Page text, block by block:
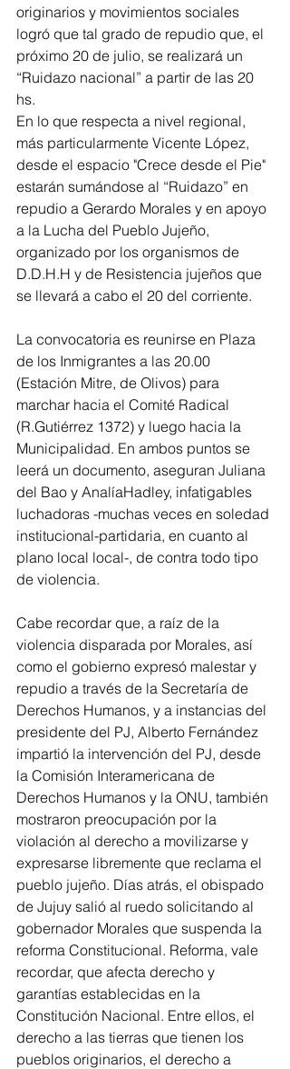
originarios y movimientos sociales
logró que tal grado de repudio que, el
próximo 20 de julio, se realizará un
“Ruidazo nacional” a partir de las 20
hs.
En lo que respecta a nivel regional,
más particularmente Vicente López,
desde el espacio "Crece desde el Pie"
estarán sumándose al “Ruidazo” en
repudio a Gerardo Morales y en apoyo
a la Lucha del Pueblo Jujeño,
organizado por los organismos de
D.D.H.H y de Resistencia jujeños que
se llevará a cabo el 20 del corriente.
La convocatoria es reunirse en Plaza
de los Inmigrantes a las 20.00
(Estación Mitre, de Olivos) para
marchar hacia el Comité Radical
(R.Gutiérrez 1372) y luego hacia la
Municipalidad. En ambos puntos se
leerá un documento, aseguran Juliana
del Bao y AnalíaHadley, infatigables
luchadoras -muchas veces en soledad
institucional-partidaria, en cuanto al
plano local local-, de contra todo tipo
de violencia.
Cabe recordar que, a raíz de la
violencia disparada por Morales, así
como el gobierno expresó malestar y
repudio a través de la Secretaría de
Derechos Humanos, y a instancias del
presidente del PJ, Alberto Fernández
impartió la intervención del PJ, desde
la Comisión Interamericana de
Derechos Humanos y la ONU, también
mostraron preocupación por la
violación al derecho a movilizarse y
expresarse libremente que reclama el
pueblo jujeño. Días atrás, el obispado
de Jujuy salió al ruedo solicitando al
gobernador Morales que suspenda la
reforma Constitucional. Reforma, vale
recordar, que afecta derecho y
garantías establecidas en la
Constitución Nacional. Entre ellos, el
derecho a las tierras que tienen los
pueblos originarios, el derecho a